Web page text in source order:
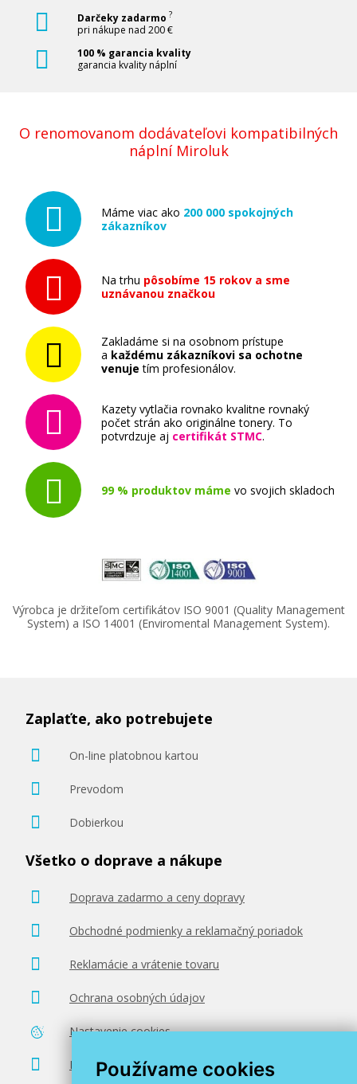
Používame cookies
Darčeky zadarmo ?
pri nákupe nad 200 €
100 % garancia kvality
garancia kvality náplní
O renomovanom dodávateľovi kompatibilných
náplní Miroluk
Máme viac ako 200 000 spokojných
zákazníkov
Na trhu pôsobíme 15 rokov a sme
uznávanou značkou
Zakladáme si na osobnom prístupe
a každému zákazníkovi sa ochotne
venuje tím profesionálov.
Kazety vytlačia rovnako kvalitne rovnaký
počet strán ako originálne tonery. To
potvrdzuje aj certifikát STMC.
99 % produktov máme vo svojich skladoch
Výrobca je držiteľom certifikátov ISO 9001 (Quality Management
System) a ISO 14001 (Enviromental Management System).
Zaplaťte, ako potrebujete
On-line platobnou kartou
Prevodom
Dobierkou
Všetko o doprave a nákupe
Doprava zadarmo a ceny dopravy
Obchodné podmienky a reklamačný poriadok
Reklamácie a vrátenie tovaru
Ochrana osobných údajov
Nastavenie cookies
Poradenstvo zadarmo